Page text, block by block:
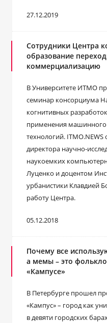
27.12.2019
Сотрудники Центра
образование
коммерциализацию
В Университете ИТМО
семинар консорциума
когнитивных
применения
технологий. ITMO.NEWS
директора научно-
наукоемких
Луценко и доцентом
урбанистики Клавдией
работу Центра.
05.12.2018
Почему все
а мемы – это
«Кампусе»
В Петербурге прошел
«Кампус» – город как
в девяти городских